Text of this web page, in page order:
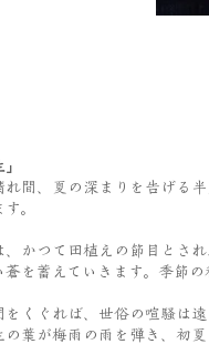
れ間、夏の深まりを告げる
。
、かつて田植えの節目とさ
蒼を蓄えていきます。季節
をくぐれば、世俗の喧騒は
の葉が梅雨の雨を弾き、初